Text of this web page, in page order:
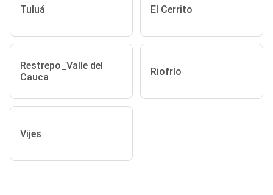
Tuluá El Cerrito
Restrepo_Valle del
Cauca
Riofrío
Vijes